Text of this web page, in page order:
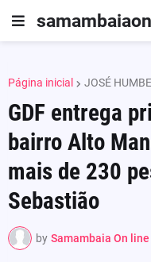
Página inicial JOSÉ
GDF entrega
bairro Alto
mais de 230
Sebastião
by Samambaia On line